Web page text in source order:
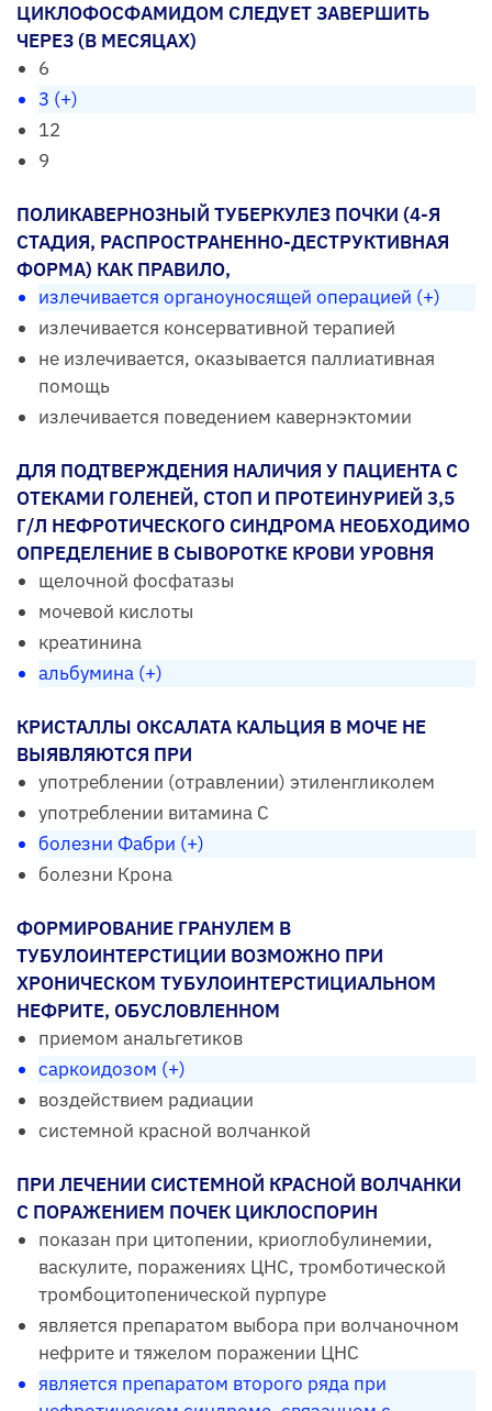
ЦИКЛОФОСФАМИДОМ СЛЕДУЕТ ЗАВЕРШИТЬ
ЧЕРЕЗ (В МЕСЯЦАХ)
6
3 (+)
12
9
ПОЛИКАВЕРНОЗНЫЙ ТУБЕРКУЛЕЗ ПОЧКИ (4-Я
СТАДИЯ, РАСПРОСТРАНЕННО-ДЕСТРУКТИВНАЯ
ФОРМА) КАК ПРАВИЛО,
излечивается органоуносящей операцией (+)
излечивается консервативной терапией
не излечивается, оказывается паллиативная
помощь
излечивается поведением кавернэктомии
ДЛЯ ПОДТВЕРЖДЕНИЯ НАЛИЧИЯ У ПАЦИЕНТА С
ОТЕКАМИ ГОЛЕНЕЙ, СТОП И ПРОТЕИНУРИЕЙ 3,5
Г/Л НЕФРОТИЧЕСКОГО СИНДРОМА НЕОБХОДИМО
ОПРЕДЕЛЕНИЕ В СЫВОРОТКЕ КРОВИ УРОВНЯ
щелочной фосфатазы
мочевой кислоты
креатинина
альбумина (+)
КРИСТАЛЛЫ ОКСАЛАТА КАЛЬЦИЯ В МОЧЕ НЕ
ВЫЯВЛЯЮТСЯ ПРИ
употреблении (отравлении) этиленгликолем
употреблении витамина С
болезни Фабри (+)
болезни Крона
ФОРМИРОВАНИЕ ГРАНУЛЕМ В
ТУБУЛОИНТЕРСТИЦИИ ВОЗМОЖНО ПРИ
ХРОНИЧЕСКОМ ТУБУЛОИНТЕРСТИЦИАЛЬНОМ
НЕФРИТЕ, ОБУСЛОВЛЕННОМ
приемом анальгетиков
саркоидозом (+)
воздействием радиации
системной красной волчанкой
ПРИ ЛЕЧЕНИИ СИСТЕМНОЙ КРАСНОЙ ВОЛЧАНКИ
С ПОРАЖЕНИЕМ ПОЧЕК ЦИКЛОСПОРИН
показан при цитопении, криоглобулинемии,
васкулите, поражениях ЦНС, тромботической
тромбоцитопенической пурпуре
является препаратом выбора при волчаночном
нефрите и тяжелом поражении ЦНС
является препаратом второго ряда при